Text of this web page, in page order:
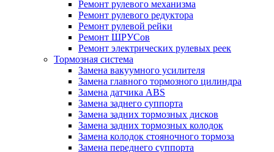
Ремонт рулевого механизма
Ремонт рулевого редуктора
Ремонт рулевой рейки
Ремонт ШРУСов
Ремонт электрических рулевых реек
Тормозная система
Замена вакуумного усилителя
Замена главного тормозного цилиндра
Замена датчика ABS
Замена заднего суппорта
Замена задних тормозных дисков
Замена задних тормозных колодок
Замена колодок стояночного тормоза
Замена переднего суппорта